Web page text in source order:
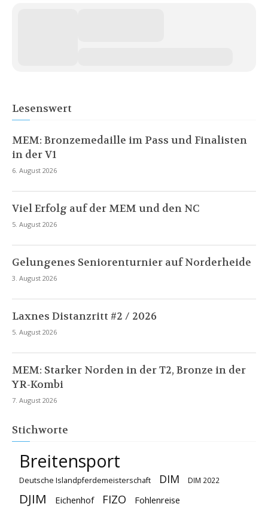
Lesenswert
MEM: Bronzemedaille im Pass und Finalisten
in der V1
6. August 2026
Viel Erfolg auf der MEM und den NC
5. August 2026
Gelungenes Seniorenturnier auf Norderheide
3. August 2026
Laxnes Distanzritt #2 / 2026
5. August 2026
MEM: Starker Norden in der T2, Bronze in der
YR-Kombi
7. August 2026
Stichworte
Breitensport
Deutsche Islandpferdemeisterschaft DIM DIM 2022
DJIM Eichenhof FIZO Fohlenreise